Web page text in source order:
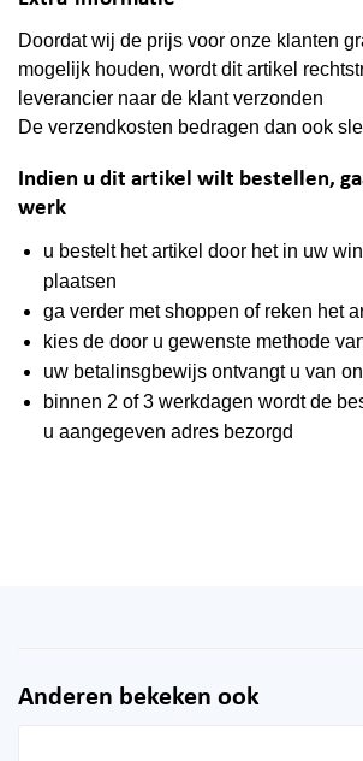
Doordat wij de prijs voor onze klanten
mogelijk houden, wordt dit artikel
leverancier naar de klant verzonden
De verzendkosten bedragen dan ook
Indien u dit artikel wilt bestellen,
werk
u bestelt het artikel door het in uw
plaatsen
ga verder met shoppen of reken het
kies de door u gewenste methode
uw betalinsgbewijs ontvangt u van
binnen 2 of 3 werkdagen wordt de
u aangegeven adres bezorgd
Anderen bekeken ook